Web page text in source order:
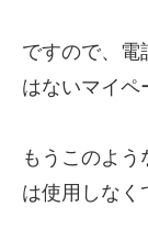
ですので、電
はないマイペ
もうこのよ
は使用しなく